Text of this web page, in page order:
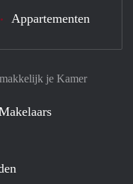
je Kamer
Appartementen